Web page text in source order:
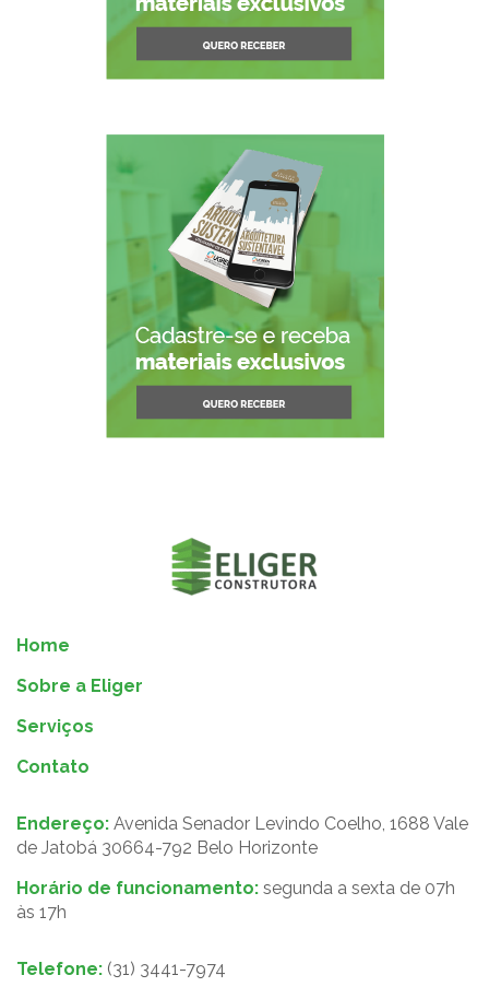
Home
Sobre a Eliger
Serviços
Contato
Endereço: Avenida Senador Levindo Coelho, 1688 Vale
de Jatobá 30664-792 Belo Horizonte
Horário de funcionamento: segunda a sexta de 07h
às 17h
Telefone: (31) 3441-7974